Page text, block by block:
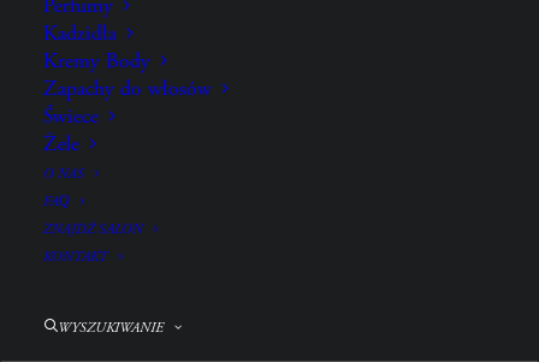
Kadzidła
Kremy Body
Zapachy do włosów
Świece
Żele
O NAS
FAQ
ZNAJDŹ SALON
KONTAKT
WYSZUKIWANIE
ZA CO JĄ KOCHAMY?
JAK UŻYWAĆ?
SKŁADNIKI
POŁĄCZ Z: